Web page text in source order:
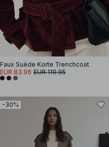
Faux Suède Korte Trenchcoat
EUR 83.96 EUR 119.95
-30%